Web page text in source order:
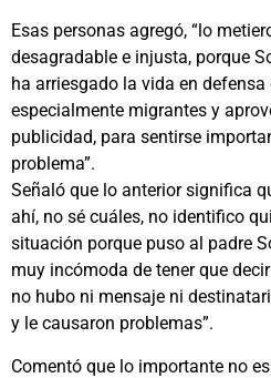
Esas personas agregó, “lo
desagradable e injusta, porque
ha arriesgado la vida en defensa
especialmente migrantes y
publicidad, para sentirse
problema”.
Señaló que lo anterior significa
ahí, no sé cuáles, no identifico
situación porque puso al padre
muy incómoda de tener que
no hubo ni mensaje ni
y le causaron problemas”.
Comentó que lo importante no